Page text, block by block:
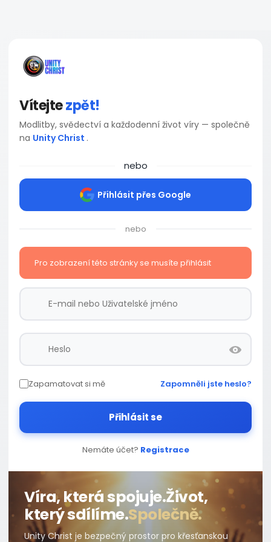
Vítejtezpět!
Modlitby, svědectví a každodenní život víry — společně
na Unity Christ .
nebo
Přihlásit přes Google
nebo
Pro zobrazení této stránky se musíte přihlásit
Zapamatovat si mě Zapomněli jste heslo?
Přihlásit se
Nemáte účet? Registrace
Víra, která spojuje.Život,
který sdílíme.Společně.
Unity Christ je bezpečný prostor pro křesťanskou